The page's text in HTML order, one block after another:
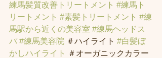
練馬髪質改善トリートメント #練馬ト
リートメント #素髪トリートメント #練
馬駅から近くの美容室 #練馬ヘッドス
パ #練馬美容院 ＃ハイライト #白髪ぼ
かしハイライト
＃オーガニックカラー